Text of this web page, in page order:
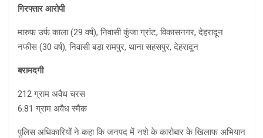
गिरफ्तार आरोपी
मारुफ उर्फ काला (29 वर्ष), निवासी कुंजा ग्रांट, विकासनगर, देहरादून
नफीस (30 वर्ष), निवासी बड़ा रामपुर, थाना सहसपुर, देहरादून
बरामदगी
212 ग्राम अवैध चरस
6.81 ग्राम अवैध स्मैक
पुलिस अधिकारियों ने कहा कि जनपद में नशे के कारोबार के खिलाफ अभियान